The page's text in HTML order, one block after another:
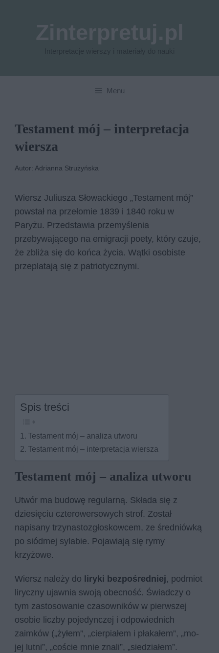
Menu
Testament mój – interpretacja
wiersza
Autor: Adrianna Strużyńska
Wiersz Juliusza Słowackiego „Testament mój”
powstał na przełomie 1839 i 1840 roku w
Paryżu. Przedstawia przemyślenia
przebywającego na emigracji poety, który czuje,
że zbliża się do końca życia. Wątki osobiste
przeplatają się z patriotycznymi.
Spis treści
Testament mój – analiza utworu
Testament mój – interpretacja wiersza
Testament mój – analiza utworu
Utwór ma budowę regularną. Składa się z
dziesięciu czterowersowych strof. Został
napisany trzynastozgłoskowcem, ze średniówką
po siódmej sylabie. Pojawiają się rymy
krzyżowe.
Wiersz należy do liryki bezpośredniej, podmiot
liryczny ujawnia swoją obecność. Świadczy o
tym zastosowanie czasowników w pierwszej
osobie liczby pojedynczej i odpowiednich
zaimków („żyłem”, „cier­pia­łem i pła­ka­łem”, „mo­
jej lut­ni”, „co­ście mnie zna­li”, „sie­dzia­łem”.